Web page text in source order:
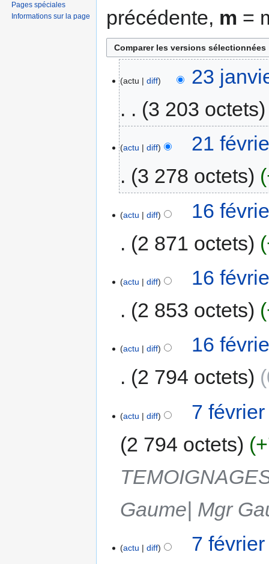
précédente, m =
actu diff
23
3 203 octets
actu diff
21
3 278 octets
actu diff
16
2 871 octets
actu diff
16
2 853 octets
actu diff
16
2 794 octets
actu diff
7
2 794 octets
Gaume| Mgr
actu diff
7
Pages spéciales
Informations sur la page